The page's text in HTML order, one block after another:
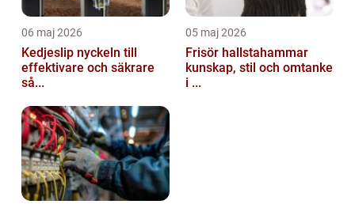
06 maj 2026
Kedjeslip nyckeln till
effektivare och säkrare
så...
05 maj 2026
Frisör hallstahammar
kunskap, stil och omtanke
i ...